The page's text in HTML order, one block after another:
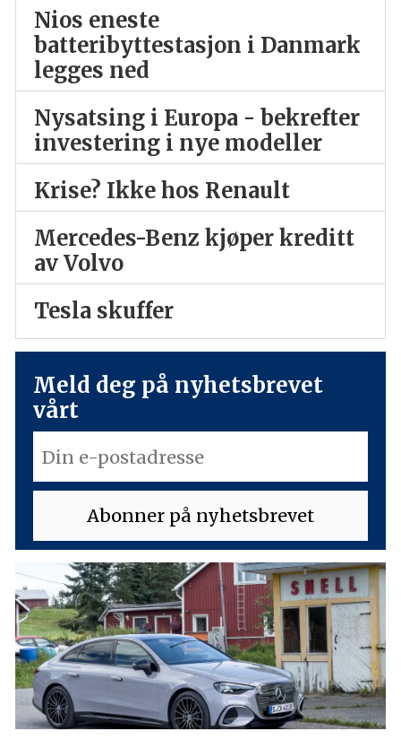
Nios eneste
batteribyttestasjon i Danmark
legges ned
Nysatsing i Europa - bekrefter
investering i nye modeller
Krise? Ikke hos Renault
Mercedes-Benz kjøper kreditt
av Volvo
Tesla skuffer
Meld deg på nyhetsbrevet
vårt